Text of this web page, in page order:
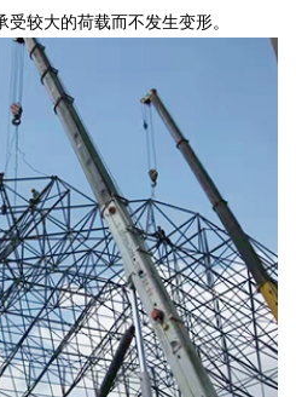
较大的荷载而不发生变形。